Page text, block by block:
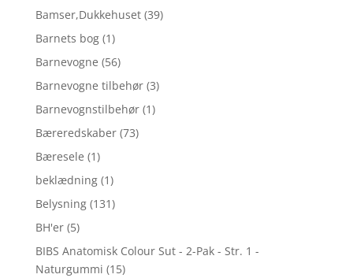
Bamser,Dukkehuset (39)
Barnets bog (1)
Barnevogne (56)
Barnevogne tilbehør (3)
Barnevognstilbehør (1)
Bæreredskaber (73)
Bæresele (1)
beklædning (1)
Belysning (131)
BH'er (5)
BIBS Anatomisk Colour Sut - 2-Pak - Str. 1 -
Naturgummi (15)